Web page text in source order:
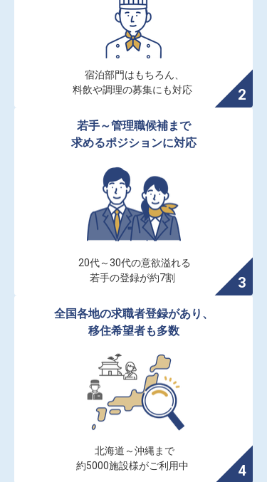
宿泊部門はもちろん、
料飲や調理の募集にも対応
若手～管理職候補まで
求めるポジションに対応
20代～30代の意欲溢れる
若手の登録が約7割
全国各地の求職者登録があり、
移住希望者も多数
北海道～沖縄まで
約5000施設様がご利用中